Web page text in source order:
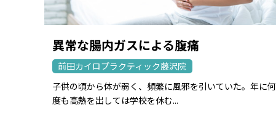
異常な腸内ガスによる腹痛
前田カイロプラクティック藤沢院
子供の頃から体が弱く、頻繁に風邪を引いていた。年に何
度も高熱を出しては学校を休む...